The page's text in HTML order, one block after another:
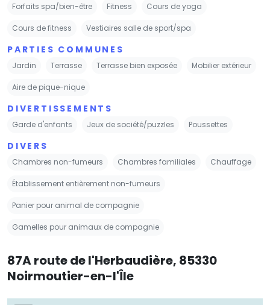
Forfaits spa/bien-être Fitness Cours de yoga
Cours de fitness Vestiaires salle de sport/spa
PARTIES COMMUNES
Jardin Terrasse Terrasse bien exposée Mobilier extérieur
Aire de pique-nique
DIVERTISSEMENTS
Garde d'enfants Jeux de société/puzzles Poussettes
DIVERS
Chambres non-fumeurs Chambres familiales Chauffage
Établissement entièrement non-fumeurs
Panier pour animal de compagnie
Gamelles pour animaux de compagnie
87A route de l'Herbaudière, 85330
Noirmoutier-en-l'Île